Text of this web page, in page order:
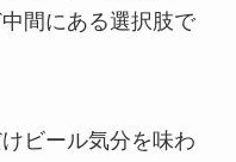
間にある選択肢で
ビール気分を味わ